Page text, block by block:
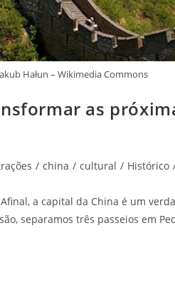
Hałun – Wikimedia Commons
as
/ china / cultural / Histórico
a capital da China é um
separamos três passeios em